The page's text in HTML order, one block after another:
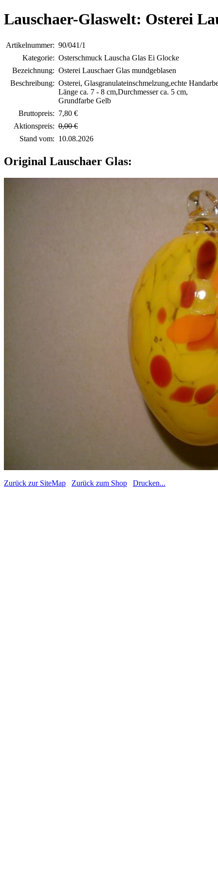
Lauschaer-Glaswelt: Osterei
Artikelnummer: 90/041/1
Kategorie: Osterschmuck Lauscha Glas Ei Glocke
Bezeichnung: Osterei Lauschaer Glas mundgeblasen
Beschreibung: Osterei, Glasgranulateinschmelzung,echte
Länge ca. 7 - 8 cm,Durchmesser ca. 5 cm,
Grundfarbe Gelb
Bruttopreis: 7,80 €
Aktionspreis: 0,00 €
Stand vom: 10.08.2026
Original Lauschaer Glas:
Zurück zur SiteMap Zurück zum Shop Drucken...